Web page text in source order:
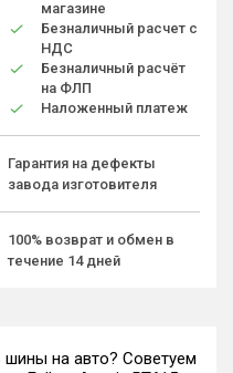
магазине
Безналичный расчет с
НДС
Безналичный расчёт
на ФЛП
Наложенный платеж
Гарантия на дефекты
завода изготовителя
100% возврат и обмен в
течение 14 дней
шины на авто? Советуем